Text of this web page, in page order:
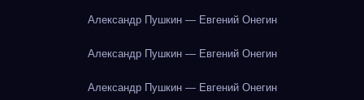
Александр Пушкин — Евгений Онегин
Александр Пушкин — Евгений Онегин
Александр Пушкин — Евгений Онегин